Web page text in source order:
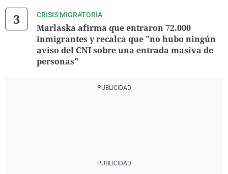
CRISIS MIGRATORIA
Marlaska afirma que entraron 72.000
inmigrantes y recalca que "no hubo ningún
aviso del CNI sobre una entrada masiva de
personas"